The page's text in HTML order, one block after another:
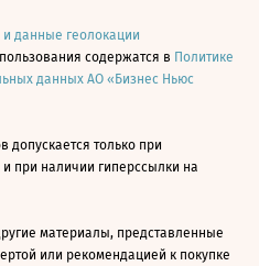
и данные геолокации
содержатся в Политике
данных АО «Бизнес Ньюс
только при
и при наличии гиперссылки на
материалы, представленные
или рекомендацией к покупке